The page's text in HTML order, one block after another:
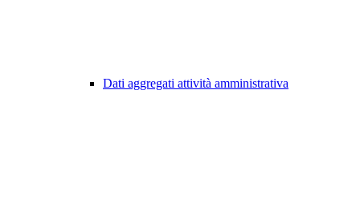
Dati aggregati attività amministrativa